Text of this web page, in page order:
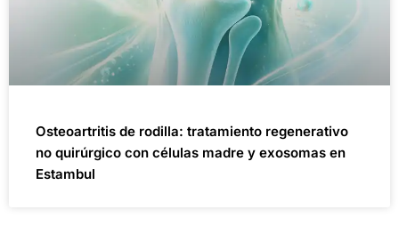
Osteoartritis de rodilla: tratamiento regenerativo
no quirúrgico con células madre y exosomas en
Estambul